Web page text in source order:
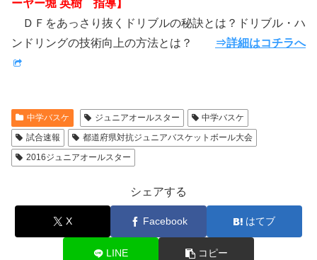
ーヤー堀 英樹 指導】
ＤＦをあっさり抜くドリブルの秘訣とは？ドリブル・ハ
ンドリングの技術向上の方法とは？
⇒詳細はコチラへ
中学バスケ ジュニアオールスター
中学バスケ
試合速報
都道府県対抗ジュニアバスケットボール大会
2016ジュニアオールスター
シェアする
X Facebook はてブ
LINE コピー